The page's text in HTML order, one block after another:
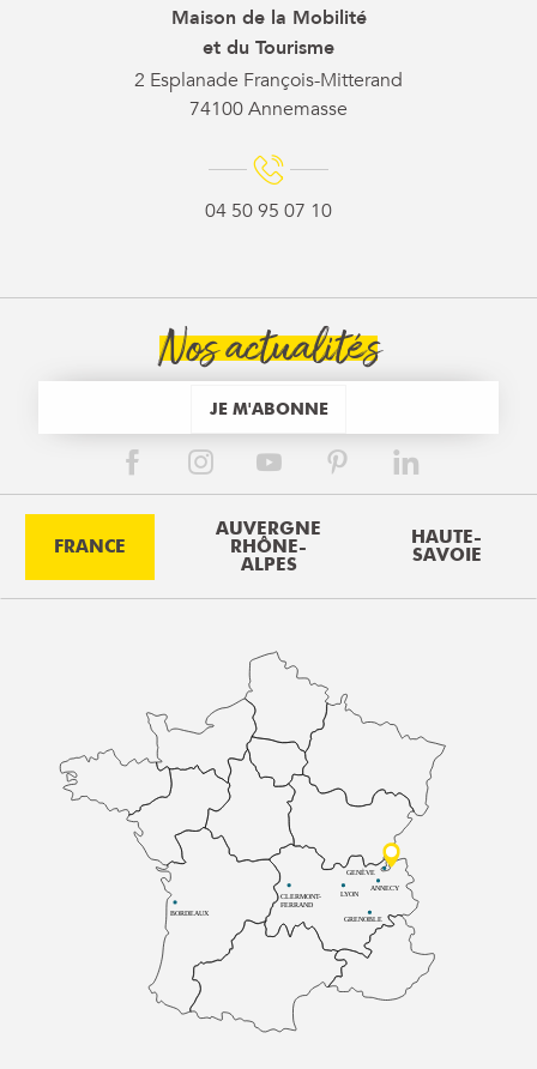
Maison de la Mobilité
et du Tourisme
2 Esplanade François-Mitterand
74100 Annemasse
04 50 95 07 10
Nos actualités
JE M'ABONNE
FRANCE
AUVERGNE
RHÔNE-
ALPES
HAUTE-
SAVOIE
BORDEAUX
CLERMONT-
FERRAND
LYON
ANNECY
GRENOBLE
GENÈVE